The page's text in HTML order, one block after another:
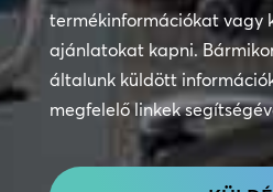
a
kapcsolatot
termékinformációkat vagy
ajánlatokat kapni.
általunk küldött
megfelelő linkek
CAPTCHA